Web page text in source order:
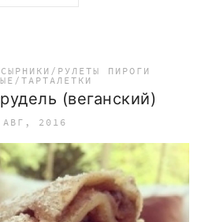
РУЛЕТЫ
ПИРОГИ
ТАРТАЛЕТКИ
(веганский)
АВГ, 2016